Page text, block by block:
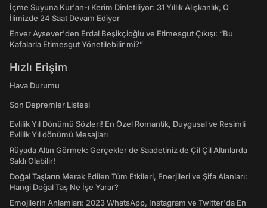
İçme Suyuna Kur'an-ı Kerim Dinletiliyor: 31 Yıllık Alışkanlık, O
İlimizde 24 Saat Devam Ediyor
Enver Aysever'den Erdal Beşikçioğlu ve Etimesgut Çıkışı: “Bu
Kafalarla Etimesgut Yönetilebilir mi?”
Hızlı Erişim
Hava Durumu
Son Depremler Listesi
Evlilik Yıl Dönümü Sözleri! En Özel Romantik, Duygusal ve Resimli
Evlilik Yıl dönümü Mesajları
Rüyada Altın Görmek: Gerçekler de Saadetiniz de Çil Çil Altınlarda
Saklı Olabilir!
Doğal Taşların Merak Edilen Tüm Etkileri, Enerjileri ve Şifa Alanları:
Hangi Doğal Taş Ne İşe Yarar?
Emojilerin Anlamları: 2023 WhatsApp, Instagram ve Twitter'da En